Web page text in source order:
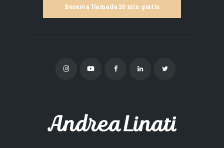
Reserva llamada 20 min gratis